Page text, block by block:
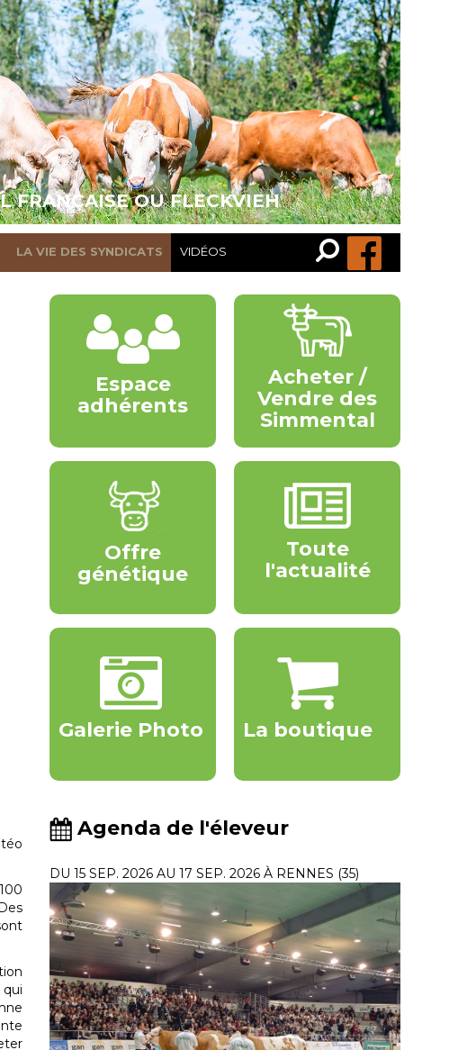
FRANÇAISE OU FLECKVIEH
LA VIE DES SYNDICATS VIDÉOS
Recherche…
Rechercher
Espace
adhérents
Acheter /
Vendre des
Simmental
Offre
génétique
Toute
l'actualité
Galerie Photo La boutique
Agenda de l'éleveur
DU 15 SEP. 2026 AU 17 SEP. 2026 À RENNES (35)